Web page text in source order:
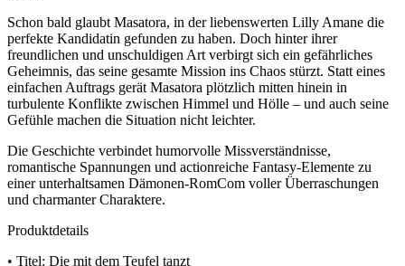
Schon bald glaubt Masatora, in der liebenswerten Lilly Amane die
perfekte Kandidatin gefunden zu haben. Doch hinter ihrer
freundlichen und unschuldigen Art verbirgt sich ein gefährliches
Geheimnis, das seine gesamte Mission ins Chaos stürzt. Statt eines
einfachen Auftrags gerät Masatora plötzlich mitten hinein in
turbulente Konflikte zwischen Himmel und Hölle – und auch seine
Gefühle machen die Situation nicht leichter.
Die Geschichte verbindet humorvolle Missverständnisse,
romantische Spannungen und actionreiche Fantasy-Elemente zu
einer unterhaltsamen Dämonen-RomCom voller Überraschungen
und charmanter Charaktere.
Produktdetails
• Titel: Die mit dem Teufel tanzt